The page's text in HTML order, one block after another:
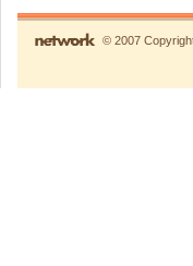
© 2007